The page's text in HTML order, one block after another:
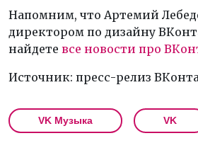
Напомним, что Артемий
директором по дизайну
найдете все новости про
Источник: пресс-релиз
VK Музыка VK